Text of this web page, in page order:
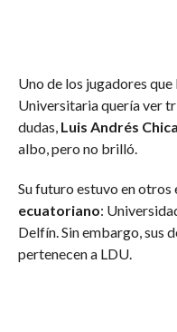
Uno de los jugadores
Universitaria quería ver
dudas, Luis Andrés
albo, pero no brilló.
Su futuro estuvo en otros
ecuatoriano:
Delfín. Sin embargo, sus
pertenecen a LDU.